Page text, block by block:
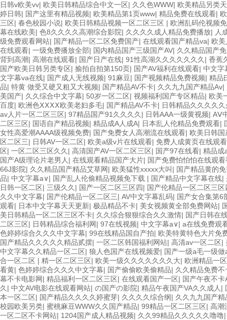
日韩v欧美vv| 欧美日韩精品综合中文一区| 久久色WWW| 欧美精品另类
婷日韩| 国产这里有精品视频| 欧美精品第1页www| 精品免费在线观看|
三区| 春色校园小说| 欧美日韩精品视频一区二区三区 | 欧洲乱码伦视频
幕在线欧美| 色8久久久久高潮综合影院| 久久久久成人精品免费播放| 人
级免费观看网站| 国产精品一区二区免费国产| 在线观看国产精品va| 欧
在线观看| 一级免费播放全部| 国内精品国产三级国产AV| 久久精品国产
背到高潮| 高潮在线观看| 国产日产在线| 91性高湖久久久久久久久 | 香蕉
国产欧美日韩另类专区| 揄拍自拍第150页| 国产AV福利在线观看| 中文字
文字幕va在线| 国产成人无线视频| 91麻豆| 国产视频精品免费视频| 精品
品| 特黄 做受又硬又粗又大视频| 国产精品AV不卡| 久久九九国产精品Av|
美国产| 久久综合中文字幕| 50岁一区二区| 视频福利国产专区精品| 欧美
百度| 欧洲色ⅩⅩⅩⅩ欧美老妇多毛| 国产精品AV不卡| 日韩精品久久久久
av人片一区二区三区| 97精品国产91久久久久 | 日韩AAA一级黄视频| AⅤ
二区三区| 国语自产精品视频| 精品成A人成A| 日本乱人伦精品免费观看|
女性高爱潮AAAA级视频免费| 国产免费女人高潮流在线观看| 欧美日韩
区二区三| 日韩AV一区二区| 欧美a级v片在线观看| 免费人成黄页在线观
区| 一区二区三区久久 | 高清国产AV一区二区三区| 国产97在线看| 精品成
国产A级理论片老男人 | 在线观看精品国产大片| 国产免费怕怕怕在线观
66J影院| 久久精品国产精品艾草网| 欧美猛性xxxxx大叫 | 国产精品黄的
品| 中文字幕a∨| 国产乱人伦偷精品视频免下载 | 国产精品中文字幕在线|
日韩一区二区| 三级久久 | 国产一区二区三区四| 国产伦精品一区二区三
久久中文字幕| 国产伦精品一区二区三| AV中文字幕乱码| 国产女合集第6
观看| 日本中文字幕天天更新| 极品精品不卡| 美女视频黄全部免费网站|
美日韩精品一区二区三区不卡| 久久综合狠狠综合久久激情| 国产日韩在
二区三区| 日韩精品综合福利网| 97在线视频| 中文字幕a∨| a在线免费观
色婷婷综合久久久中文字幕| 99在线精品国自产拍| 欧美特黄特色大片免
国产精品久久久久久精品贰摆| 一区二区韩国福利网站| 高清av一区二区|
中文字幕久久精品一区二区| 狼人色国产在线视频爱| 国产一级a毛一级
合一区二区 | 精一区二区三区| 欧美一级久久久久久久久大| 欧洲精品一
看黄| 色婷婷综合久久久中文字幕| 国产偷偷欧美偷精品| 久久精品免费不
幕不卡电影网| 精品福利一区二区三区| 在线观看国产一区| 国产午夜不卡
久 | 中文AV电影在线观看网站| の国产の影院| 精品午夜国产VA久久成人 |
本一区二区| 国产精品久久久久婷蜜芽| 久久久久综合纲| 久久九九国产精
校园欧美另类| 蜜桃麻豆WWW久久国产精品| 99精品一区二区三区| 高潮
一区二区不卡网站| 1204国产成人精品视频| 久久99精品久久久久久噜噜